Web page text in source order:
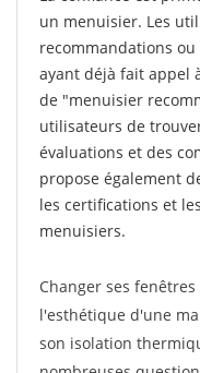
un menuisier. Les
recommandations
ayant déjà fait appel
de "menuisier
utilisateurs de
évaluations et des
propose également
les certifications et
menuisiers.
Changer ses
l'esthétique d'une
son isolation